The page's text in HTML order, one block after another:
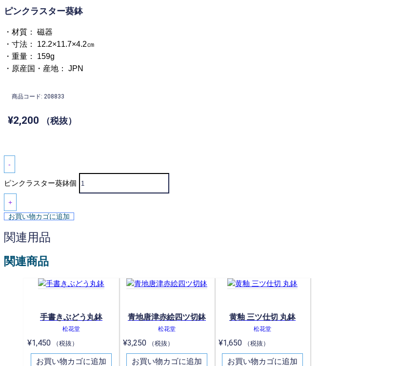
ピンクラスター葵鉢
・材質： 磁器
・寸法： 12.2×11.7×4.2㎝
・重量： 159g
・原産国・産地： JPN
商品コード: 208833
¥2,200 （税抜）
-
ピンクラスター葵鉢個
+
お買い物カゴに追加
関連用品
関連商品
手書きぶどう丸鉢
松花堂
¥1,450 （税抜）
お買い物カゴに追加
青地唐津赤絵四ツ切鉢
松花堂
¥3,250 （税抜）
お買い物カゴに追加
黄釉 三ツ仕切 丸鉢
松花堂
¥1,650 （税抜）
お買い物カゴに追加